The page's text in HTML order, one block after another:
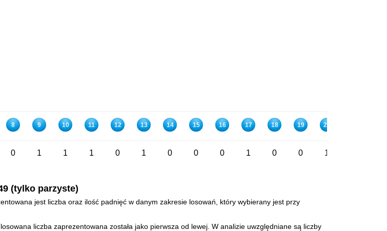
8 9 10 11 12 13 14 15 16 17 18 19 20
0 1 1 1 0 1 0 0 0 1 0 0 1
(tylko parzyste)
jest liczba oraz ilość padnięć w danym zakresie losowań, który wybierany jest przy
liczba zaprezentowana została jako pierwsza od lewej. W analizie uwzględniane są liczby